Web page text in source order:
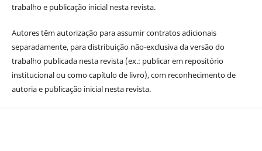
trabalho e publicação inicial nesta revista.
Autores têm autorização para assumir contratos adicionais
separadamente, para distribuição não-exclusiva da versão do
trabalho publicada nesta revista (ex.: publicar em repositório
institucional ou como capítulo de livro), com reconhecimento de
autoria e publicação inicial nesta revista.